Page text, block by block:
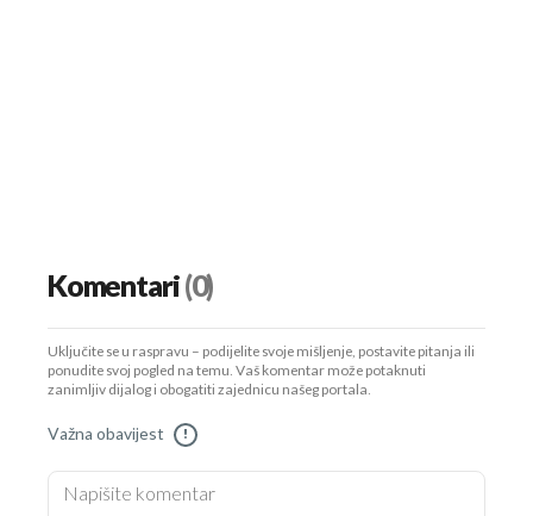
Komentari(0)
Uključite se u raspravu – podijelite svoje mišljenje, postavite pitanja ili
ponudite svoj pogled na temu. Vaš komentar može potaknuti
zanimljiv dijalog i obogatiti zajednicu našeg portala.
Važna obavijest !